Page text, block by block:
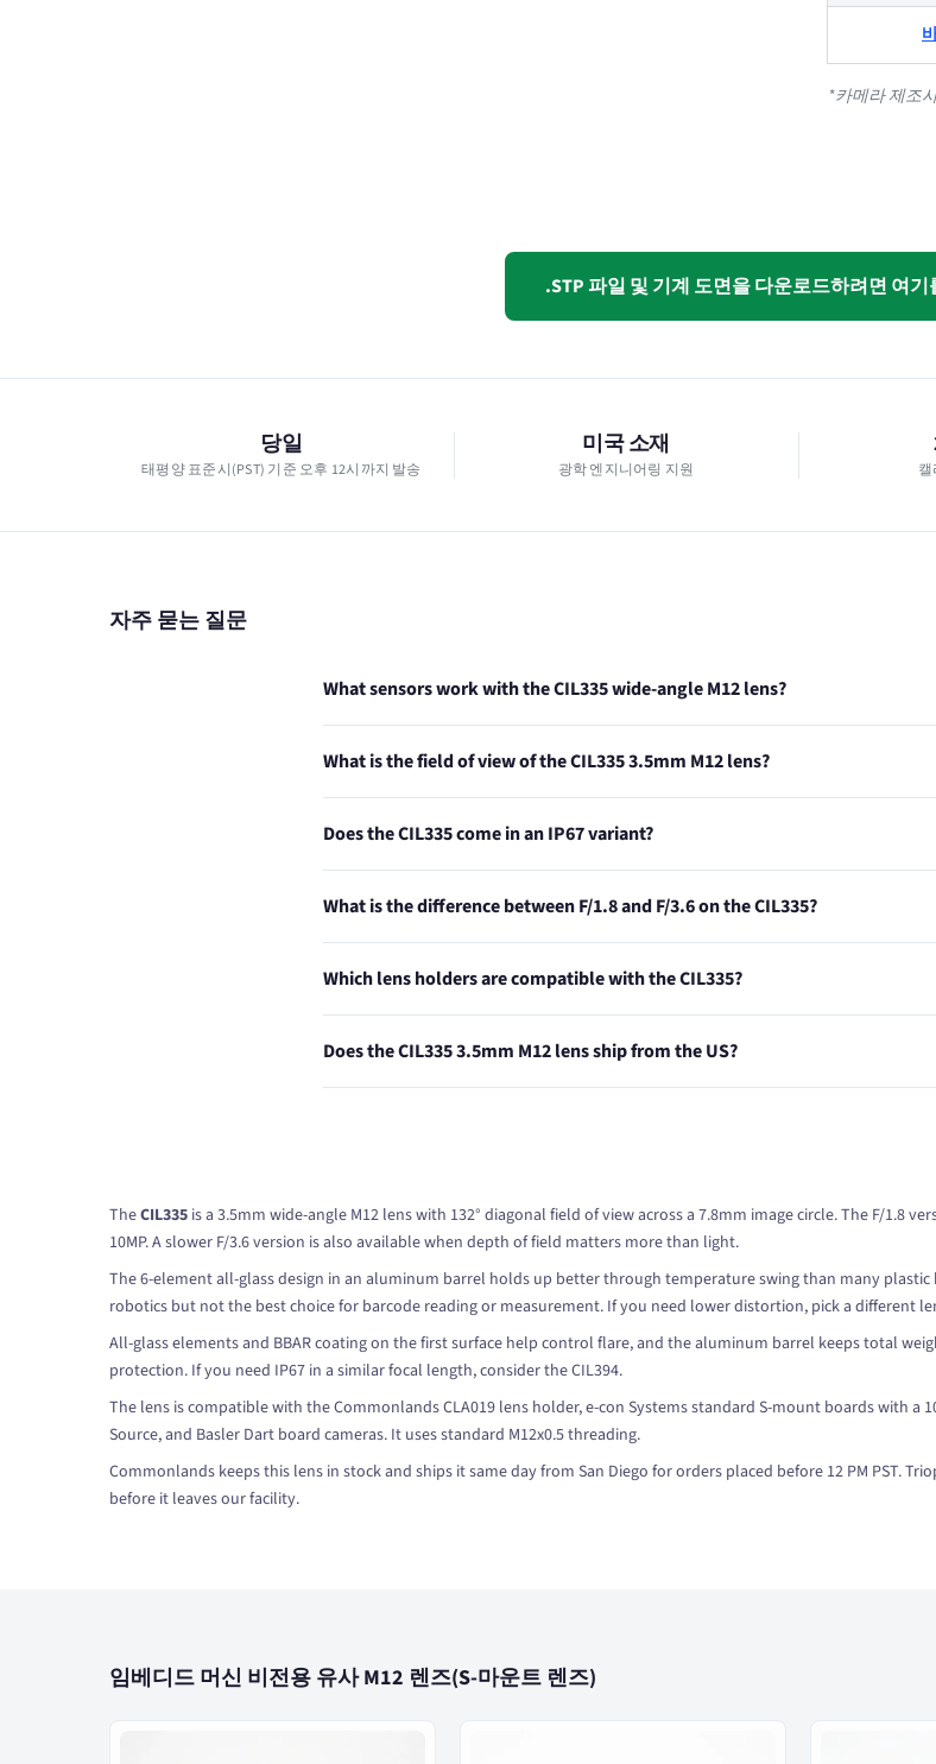
*카메라 제조
.STP 파일 및 기계 도면을 다운로드하려면 여
당일
태평양 표준시(PST) 기준 오후 12시까지 발송
미국 소재
광학 엔지니어링 지원
자주 묻는 질문
What sensors work with the CIL335 wide-angle M12 lens?
What is the field of view of the CIL335 3.5mm M12 lens?
Does the CIL335 come in an IP67 variant?
What is the difference between F/1.8 and F/3.6 on the CIL335?
Which lens holders are compatible with the CIL335?
Does the CIL335 3.5mm M12 lens ship from the US?
TheCIL335 is a 3.5mm wide-angle M12 lens with 132° diagonal field of view across a 7.8mm image circle. The F/1.8
10MP. A slower F/3.6 version is also available when depth of field matters more than light.
The 6-element all-glass design in an aluminum barrel holds up better through temperature swing than many
robotics but not the best choice for barcode reading or measurement. If you need lower distortion, pick a different
All-glass elements and BBAR coating on the first surface help control flare, and the aluminum barrel keeps total
protection. If you need IP67 in a similar focal length, consider the CIL394.
The lens is compatible with the Commonlands CLA019 lens holder, e-con Systems standard S-mount boards with a
Source, and Basler Dart board cameras. It uses standard M12x0.5 threading.
Commonlands keeps this lens in stock and ships it same day from San Diego for orders placed before 12 PM PST.
before it leaves our facility.
임베디드 머신 비전용 유사 M12 렌즈(S-마운트 렌즈)